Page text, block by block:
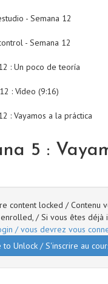
- Semana 12
- Semana 12
: Un poco de teoría
: Vídeo (9:16)
: Vayamos a la práctica
5 :
content locked / Contenu
/ Si vous êtes déjà
/ vous devrez vous
to Unlock / S'inscrire au